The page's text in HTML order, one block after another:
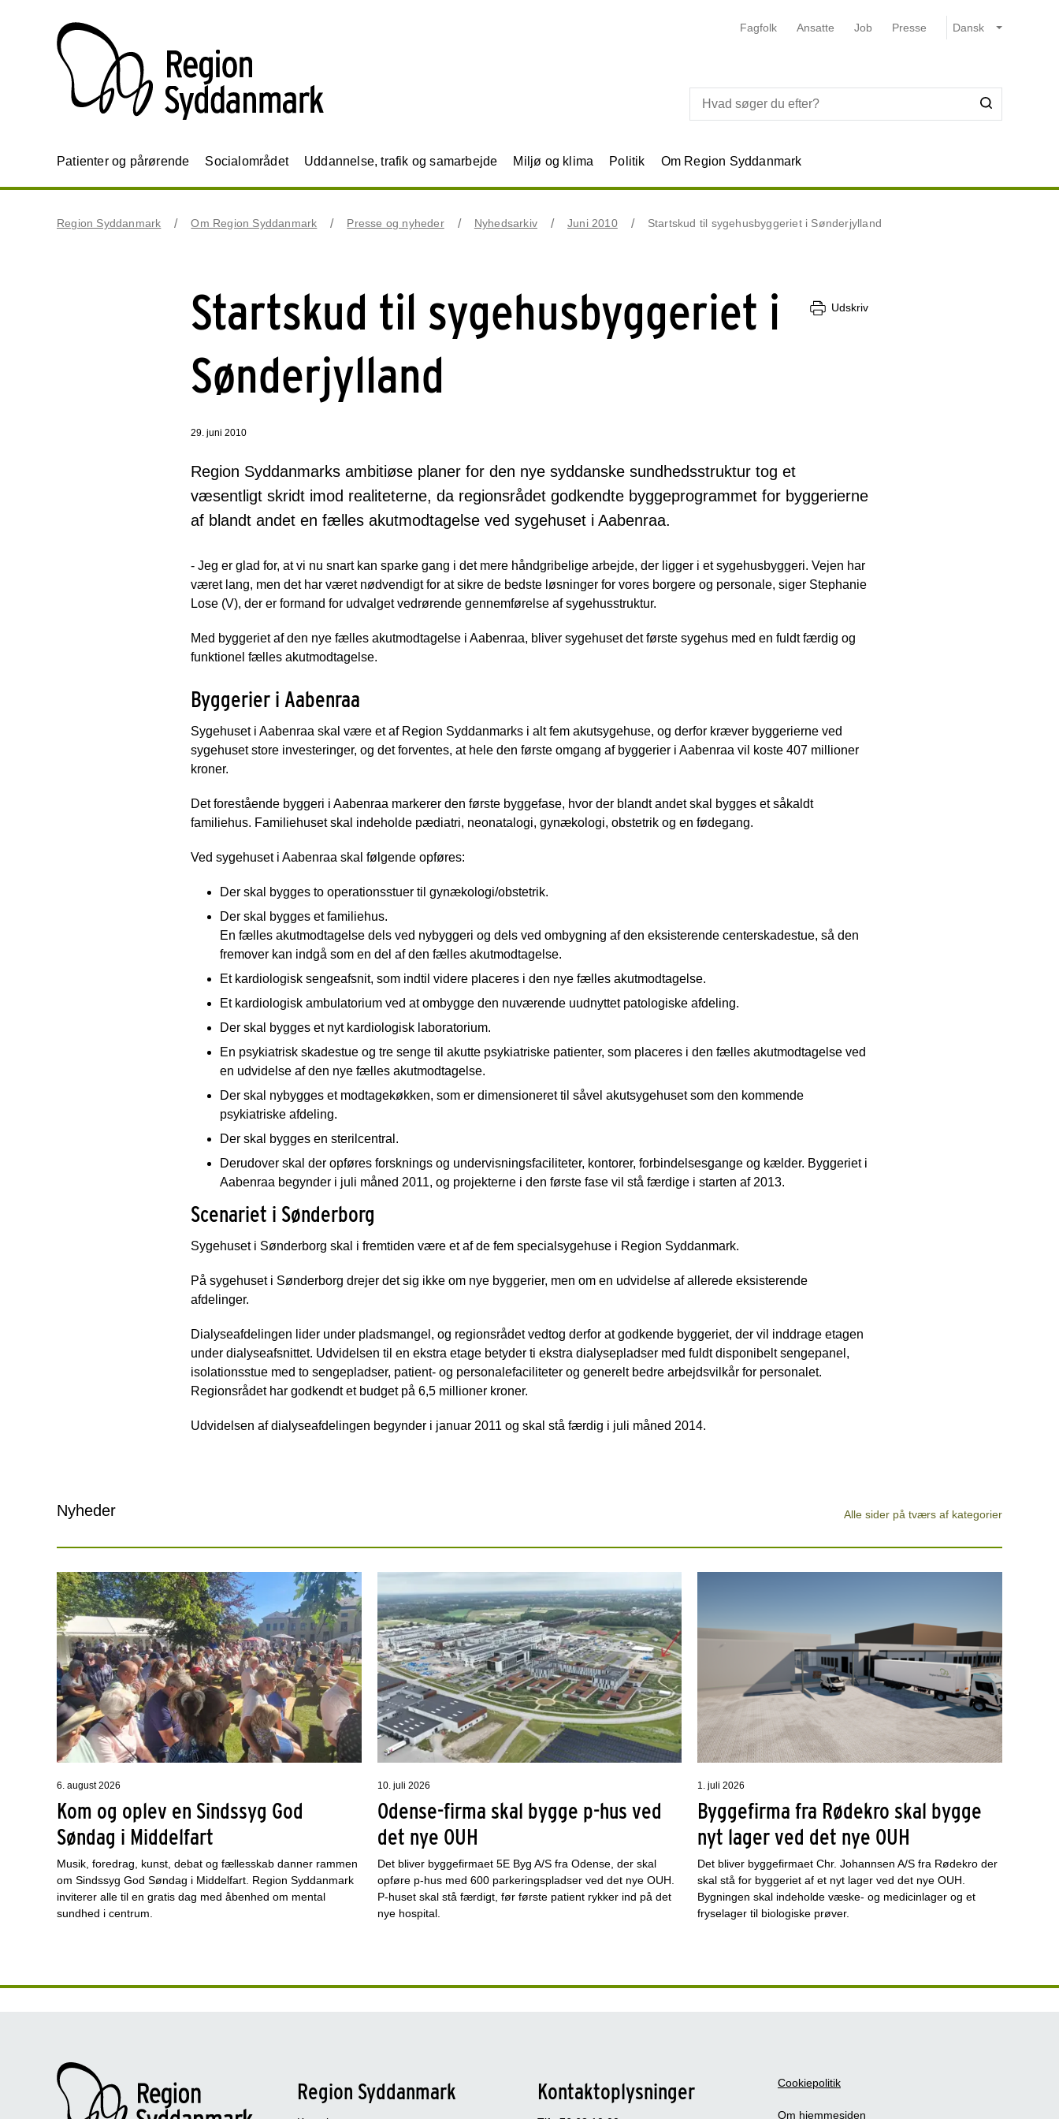
Fagfolk Ansatte Job Presse
Patienter og pårørende Socialområdet Uddannelse, trafik og samarbejde Miljø og klima Politik Om Region Syddanmark
Region Syddanmark Om Region Syddanmark Presse og nyheder Nyhedsarkiv Juni 2010 Startskud til sygehusbyggeriet i Sønderjylland
Startskud til sygehusbyggeriet i
Sønderjylland
Udskriv
29. juni 2010
Region Syddanmarks ambitiøse planer for den nye syddanske sundhedsstruktur tog et
væsentligt skridt imod realiteterne, da regionsrådet godkendte byggeprogrammet for byggerierne
af blandt andet en fælles akutmodtagelse ved sygehuset i Aabenraa.
- Jeg er glad for, at vi nu snart kan sparke gang i det mere håndgribelige arbejde, der ligger i et sygehusbyggeri. Vejen har
været lang, men det har været nødvendigt for at sikre de bedste løsninger for vores borgere og personale, siger Stephanie
Lose (V), der er formand for udvalget vedrørende gennemførelse af sygehusstruktur.
Med byggeriet af den nye fælles akutmodtagelse i Aabenraa, bliver sygehuset det første sygehus med en fuldt færdig og
funktionel fælles akutmodtagelse.
Byggerier i Aabenraa
Sygehuset i Aabenraa skal være et af Region Syddanmarks i alt fem akutsygehuse, og derfor kræver byggerierne ved
sygehuset store investeringer, og det forventes, at hele den første omgang af byggerier i Aabenraa vil koste 407 millioner
kroner.
Det forestående byggeri i Aabenraa markerer den første byggefase, hvor der blandt andet skal bygges et såkaldt
familiehus. Familiehuset skal indeholde pædiatri, neonatalogi, gynækologi, obstetrik og en fødegang.
Ved sygehuset i Aabenraa skal følgende opføres:
Der skal bygges to operationsstuer til gynækologi/obstetrik.
Der skal bygges et familiehus.
En fælles akutmodtagelse dels ved nybyggeri og dels ved ombygning af den eksisterende centerskadestue, så den
fremover kan indgå som en del af den fælles akutmodtagelse.
Et kardiologisk sengeafsnit, som indtil videre placeres i den nye fælles akutmodtagelse.
Et kardiologisk ambulatorium ved at ombygge den nuværende uudnyttet patologiske afdeling.
Der skal bygges et nyt kardiologisk laboratorium.
En psykiatrisk skadestue og tre senge til akutte psykiatriske patienter, som placeres i den fælles akutmodtagelse ved
en udvidelse af den nye fælles akutmodtagelse.
Der skal nybygges et modtagekøkken, som er dimensioneret til såvel akutsygehuset som den kommende
psykiatriske afdeling.
Der skal bygges en sterilcentral.
Derudover skal der opføres forsknings og undervisningsfaciliteter, kontorer, forbindelsesgange og kælder. Byggeriet i
Aabenraa begynder i juli måned 2011, og projekterne i den første fase vil stå færdige i starten af 2013.
Scenariet i Sønderborg
Sygehuset i Sønderborg skal i fremtiden være et af de fem specialsygehuse i Region Syddanmark.
På sygehuset i Sønderborg drejer det sig ikke om nye byggerier, men om en udvidelse af allerede eksisterende
afdelinger.
Dialyseafdelingen lider under pladsmangel, og regionsrådet vedtog derfor at godkende byggeriet, der vil inddrage etagen
under dialyseafsnittet. Udvidelsen til en ekstra etage betyder ti ekstra dialysepladser med fuldt disponibelt sengepanel,
isolationsstue med to sengepladser, patient- og personalefaciliteter og generelt bedre arbejdsvilkår for personalet.
Regionsrådet har godkendt et budget på 6,5 millioner kroner.
Udvidelsen af dialyseafdelingen begynder i januar 2011 og skal stå færdig i juli måned 2014.
Nyheder Alle sider på tværs af kategorier
6. august 2026
Kom og oplev en Sindssyg God
Søndag i Middelfart
Musik, foredrag, kunst, debat og fællesskab danner rammen
om Sindssyg God Søndag i Middelfart. Region Syddanmark
inviterer alle til en gratis dag med åbenhed om mental
sundhed i centrum.
10. juli 2026
Odense-firma skal bygge p-hus ved
det nye OUH
Det bliver byggefirmaet 5E Byg A/S fra Odense, der skal
opføre p-hus med 600 parkeringspladser ved det nye OUH.
P-huset skal stå færdigt, før første patient rykker ind på det
nye hospital.
1. juli 2026
Byggefirma fra Rødekro skal bygge
nyt lager ved det nye OUH
Det bliver byggefirmaet Chr. Johannsen A/S fra Rødekro der
skal stå for byggeriet af et nyt lager ved det nye OUH.
Bygningen skal indeholde væske- og medicinlager og et
fryselager til biologiske prøver.
Region Syddanmark Kontaktoplysninger Cookiepolitik
Om hjemmesiden